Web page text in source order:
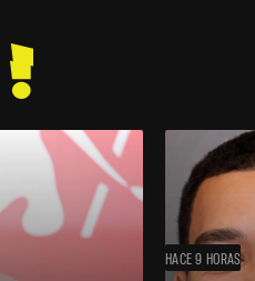
HACE 9 HORAS